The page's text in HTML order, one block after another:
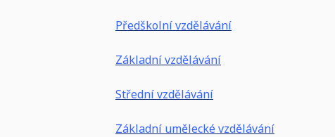
Předškolní vzdělávání
Základní vzdělávání
Střední vzdělávání
Základní umělecké vzdělávání